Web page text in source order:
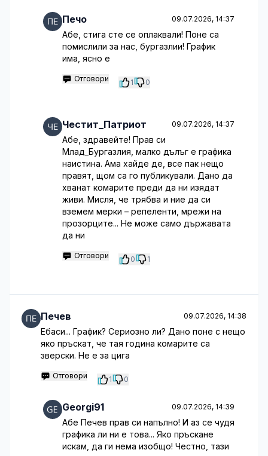
Печо 09.07.2026, 14:37
Абе, стига сте се оплаквали! Поне са
помислили за нас, бургазлии! График
има, ясно е
Отговори 1 0
Честит_Патриот 09.07.2026, 14:37
Абе, здравейте! Прав си
Млад_Бургазлия, малко дълъг е графика
наистина. Ама хайде де, все пак нещо
правят, щом са го публикували. Дано да
хванат комарите преди да ни изядат
живи. Мисля, че трябва и ние да си
вземем мерки – репеленти, мрежи на
прозорците... Не може само държавата
да ни
Отговори 0 1
Печев 09.07.2026, 14:38
Ебаси... График? Сериозно ли? Дано поне с нещо
яко пръскат, че тая година комарите са
зверски. Не е за цига
Отговори 1 0
Georgi91 09.07.2026, 14:39
Абе Печев прав си напълно! И аз се чудя
графика ли ни е това... Яко пръскане
искам, да ги нема изобщо! Честно, тази